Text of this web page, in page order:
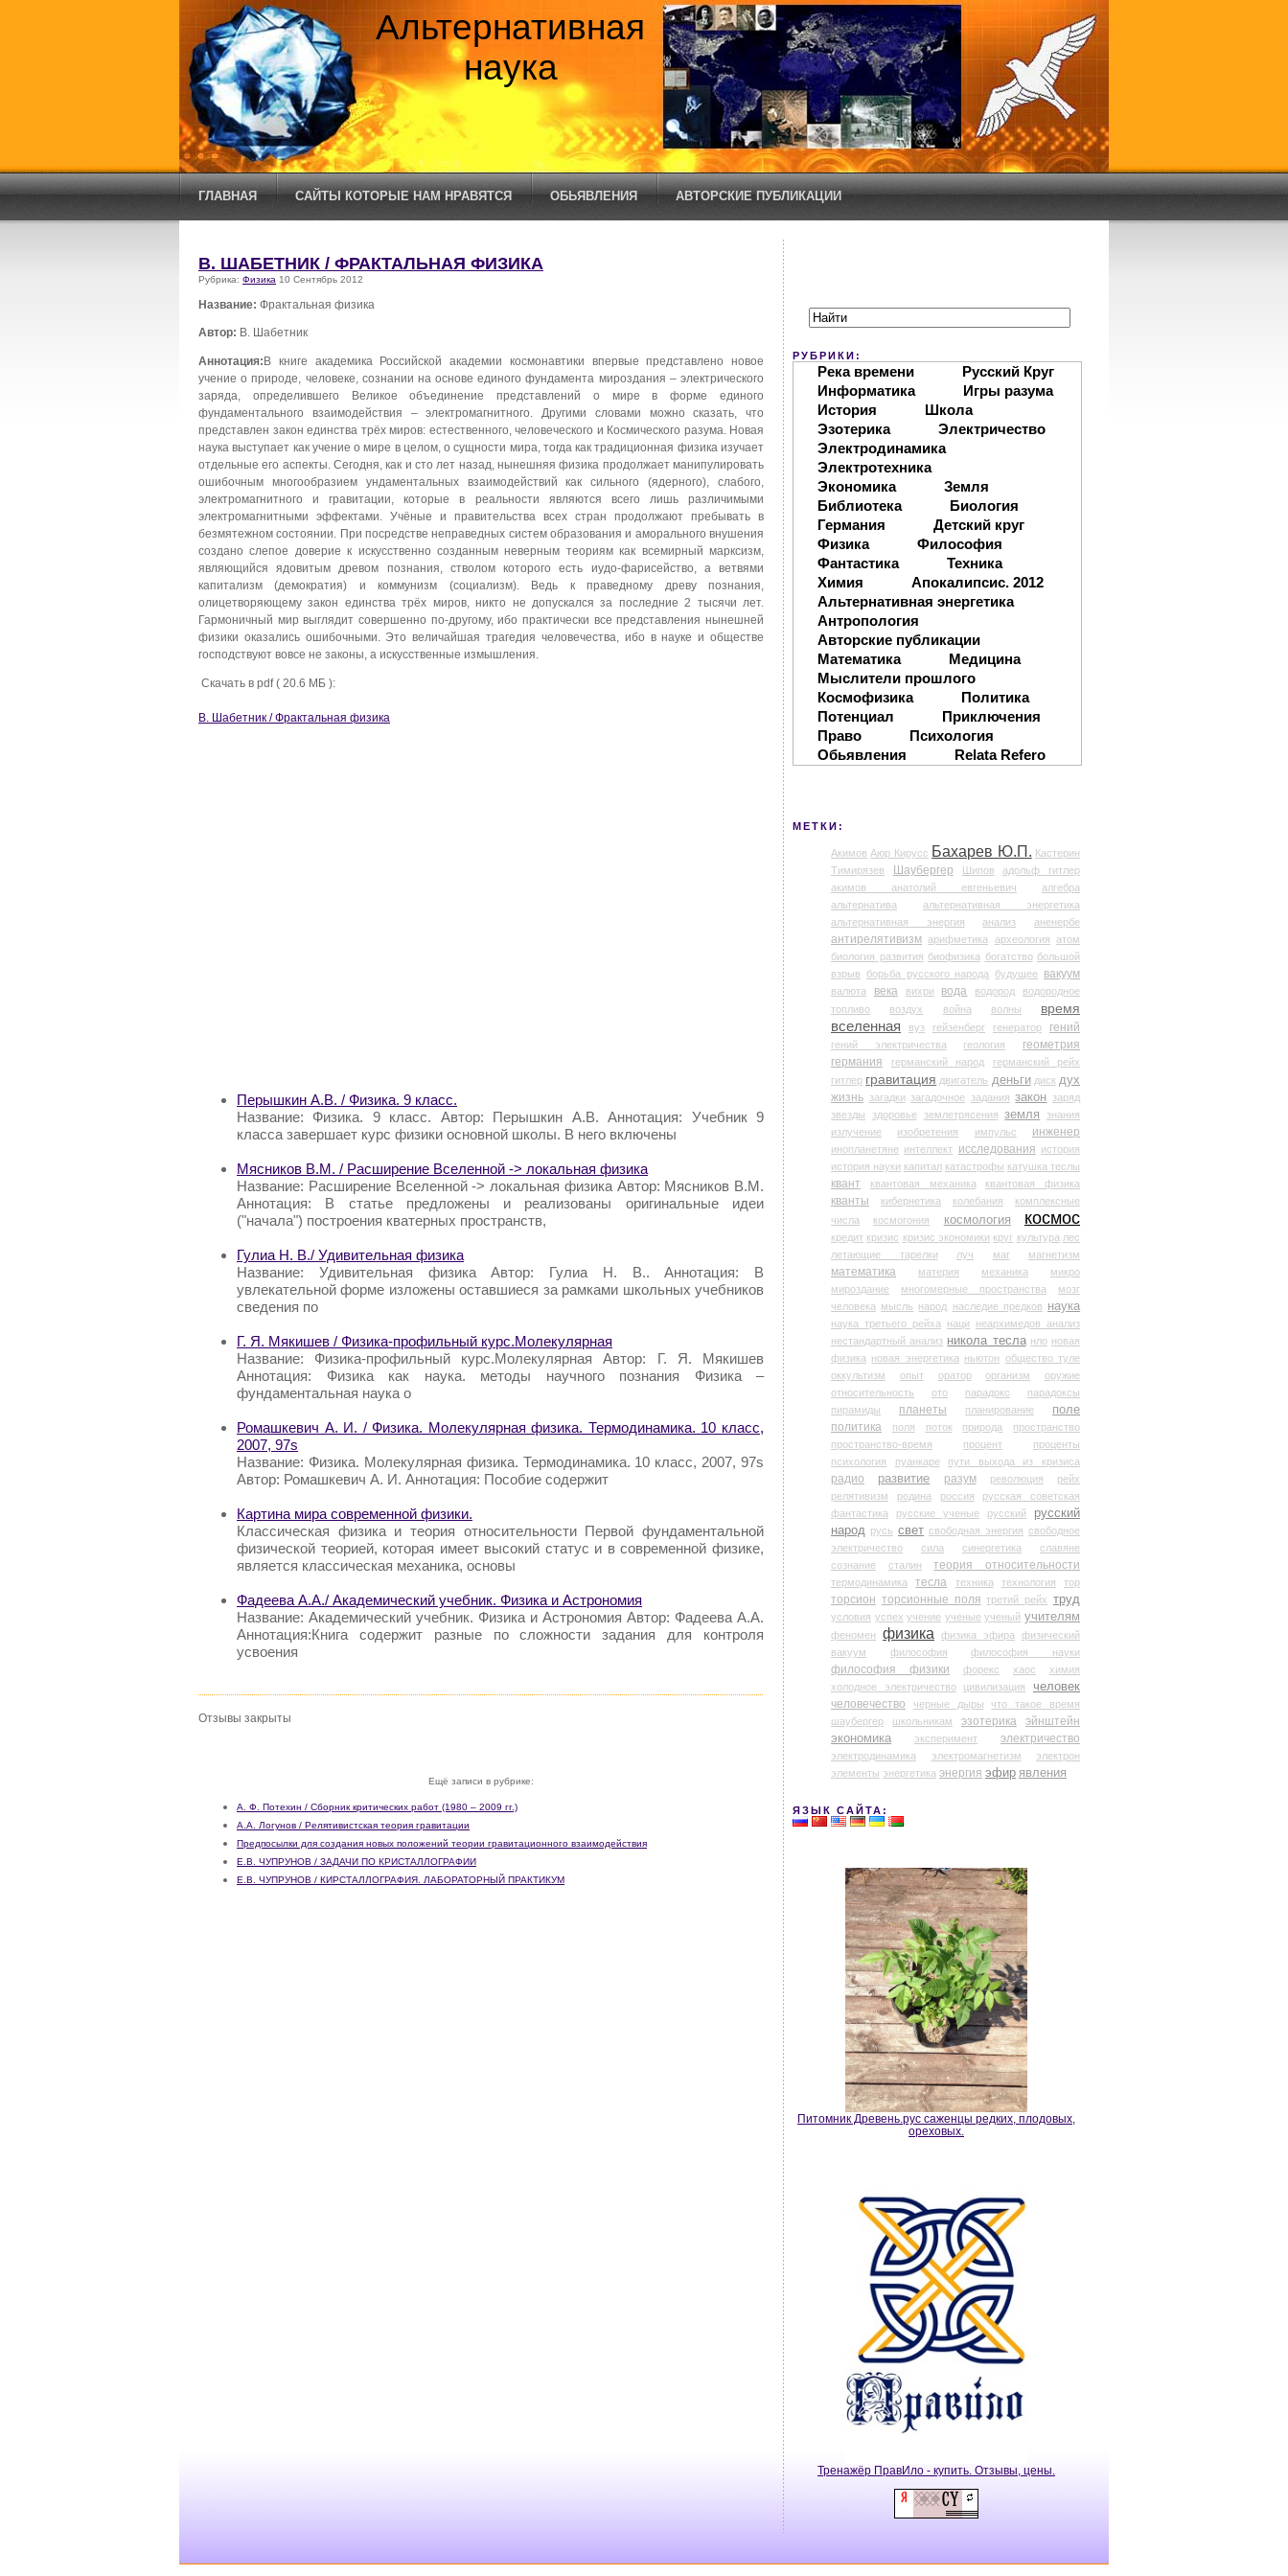
Альтернативная
наука
ГЛАВНАЯ САЙТЫ КОТОРЫЕ НАМ НРАВЯТСЯ ОБЬЯВЛЕНИЯ АВТОРСКИЕ ПУБЛИКАЦИИ
В. ШАБЕТНИК / ФРАКТАЛЬНАЯ ФИЗИКА
Рубрика: Физика 10 Сентябрь 2012
Название: Фрактальная физика
Автор: В. Шабетник
Аннотация:В книге академика Российской академии космонавтики впервые представлено новое
учение о природе, человеке, сознании на основе единого фундамента мироздания – электрического
заряда, определившего Великое объединение представлений о мире в форме единого
фундаментального взаимодействия – электромагнитного. Другими словами можно сказать, что
представлен закон единства трёх миров: естественного, человеческого и Космического разума. Новая
наука выступает как учение о мире в целом, о сущности мира, тогда как традиционная физика изучает
отдельные его аспекты. Сегодня, как и сто лет назад, нынешняя физика продолжает манипулировать
ошибочным многообразием ундаментальных взаимодействий как сильного (ядерного), слабого,
электромагнитного и гравитации, которые в реальности являются всего лишь различимыми
электромагнитными эффектами. Учёные и правительства всех стран продолжают пребывать в
безмятежном состоянии. При посредстве неправедных систем образования и аморального внушения
создано слепое доверие к искусственно созданным неверным теориям как всемирный марксизм,
являющийся ядовитым древом познания, стволом которого есть иудо-фарисейство, а ветвями
капитализм (демократия) и коммунизм (социализм). Ведь к праведному древу познания,
олицетворяющему закон единства трёх миров, никто не допускался за последние 2 тысячи лет.
Гармоничный мир выглядит совершенно по-другому, ибо практически все представления нынешней
физики оказались ошибочными. Это величайшая трагедия человечества, ибо в науке и обществе
господствуют вовсе не законы, а искусственные измышления.
Скачать в pdf ( 20.6 МБ ):
В. Шабетник / Фрактальная физика
Перышкин А.В. / Физика. 9 класс.
Название: Физика. 9 класс. Автор: Перышкин А.В. Аннотация: Учебник 9
класса завершает курс физики основной школы. В него включены
Мясников В.М. / Расширение Вселенной -> локальная физика
Название: Расширение Вселенной -> локальная физика Автор: Мясников В.М.
Аннотация: В статье предложены и реализованы оригинальные идеи
("начала") построения кватерных пространств,
Гулиа Н. В./ Удивительная физика
Название: Удивительная физика Автор: Гулиа Н. В.. Аннотация: В
увлекательной форме изложены оставшиеся за рамками школьных учебников
сведения по
Г. Я. Мякишев / Физика-профильный курс.Молекулярная
Название: Физика-профильный курс.Молекулярная Автор: Г. Я. Мякишев
Аннотация: Физика как наука. методы научного познания Физика –
фундаментальная наука о
Ромашкевич А. И. / Физика. Молекулярная физика. Термодинамика. 10 класс,
2007, 97s
Название: Физика. Молекулярная физика. Термодинамика. 10 класс, 2007, 97s
Автор: Ромашкевич А. И. Аннотация: Пособие содержит
Картина мира современной физики.
Классическая физика и теория относительности Первой фундаментальной
физической теорией, которая имеет высокий статус и в современной физике,
является классическая механика, основы
Фадеева А.А./ Академический учебник. Физика и Астрономия
Название: Академический учебник. Физика и Астрономия Автор: Фадеева А.А.
Аннотация:Книга содержит разные по сложности задания для контроля
усвоения
Отзывы закрыты
Ещё записи в рубрике:
А. Ф. Потехин / Сборник критических работ (1980 – 2009 гг.)
А.А. Логунов / Релятивистская теория гравитации
Предпосылки для создания новых положений теории гравитационного взаимодействия
Е.В. ЧУПРУНОВ / ЗАДАЧИ ПО КРИСТАЛЛОГРАФИИ
Е.В. ЧУПРУНОВ / КИРСТАЛЛОГРАФИЯ. ЛАБОРАТОРНЫЙ ПРАКТИКУМ
РУБРИКИ:
Река времени
Русский Круг
Информатика
Игры разума
История
Школа
Эзотерика
Электричество
Электродинамика
Электротехника
Экономика
Земля
Библиотека
Биология
Германия
Детский круг
Физика
Философия
Фантастика
Техника
Химия
Апокалипсис. 2012
Альтернативная энергетика
Антропология
Авторские публикации
Математика
Медицина
Мыслители прошлого
Космофизика
Политика
Потенциал
Приключения
Право
Психология
Обьявления
Relata Refero
МЕТКИ:
Акимов Аюр Кирусс Бахарев Ю.П. Кастерин
Тимирязев
Шаубергер Шипов
адольф гитлер
акимов анатолий евгеньевич
алгебра
альтернатива
альтернативная энергетика
альтернативная энергия
анализ аненербе
антирелятивизм арифметика археология атом
биология развития биофизика богатство большой
взрыв
борьба русского народа будущее вакуум
валюта века вихри вода водород
водородное
топливо
воздух война волны
время
вселенная
вуз гейзенберг генератор гений
гений электричества геология
геометрия
германия
германский народ
германский рейх
гитлер гравитация двигатель деньги диск дух
жизнь загадки загадочное задания закон заряд
звезды
здоровье землетрясения земля
знания
излучение
изобретения импульс инженер
инопланетяне интеллект исследования история
история науки капитал катастрофы катушка теслы
квант квантовая механика квантовая физика
кванты кибернетика колебания
комплексные
числа
космогония космология космос
кредит кризис кризис экономики круг культура лес
летающие тарелки
луч маг магнетизм
математика материя механика
микро
мироздание
многомерные пространства
мозг
человека мысль народ наследие предков наука
наука третьего рейха наци
неархимедов анализ
нестандартный анализ никола тесла нло новая
физика новая энергетика ньютон общество туле
оккультизм
опыт оратор организм
оружие
относительность
ото парадокс
парадоксы
пирамиды
планеты планирование
поле
политика
поля поток природа
пространство
пространство-время
процент
проценты
психология
пуанкаре пути выхода из кризиса
радио развитие разум революция
рейх
релятивизм
родина россия
русская советская
фантастика
русские ученые русский
русский
народ русь свет свободная энергия свободное
электричество
сила синергетика
славяне
сознание
сталин теория относительности
термодинамика тесла техника технология тор
торсион торсионные поля третий рейх труд
условия успех учение ученые ученый учителям
феномен физика физика эфира
физический
вакуум
философия философия науки
философия физики форекс хаос
химия
холодное электричество
цивилизация человек
человечество черные дыры
что такое время
шаубергер
школьникам эзотерика
эйнштейн
экономика
эксперимент электричество
электродинамика электромагнетизм
электрон
элементы энергетика энергия эфир явления
ЯЗЫК САЙТА:
Питомник Древень.рус саженцы редких, плодовых,
ореховых.
Тренажёр ПравИло - купить. Отзывы, цены.